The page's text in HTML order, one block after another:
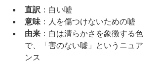
直訳 ：白い嘘
意味 ：人を傷つけないための嘘
由来 ：白は清らかさを象徴する色
で、「害のない嘘」というニュア
ンス